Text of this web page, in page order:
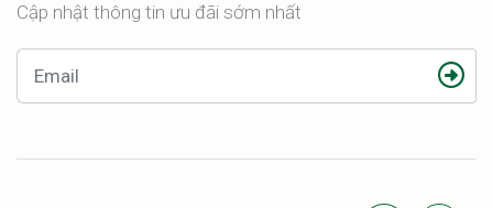
Cập nhật thông tin ưu đãi sớm nhất